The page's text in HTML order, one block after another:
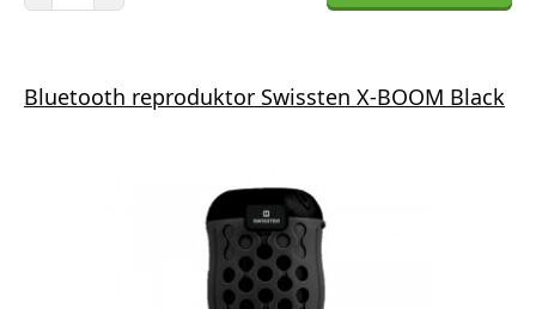
Bluetooth reproduktor Swissten X-BOOM Black